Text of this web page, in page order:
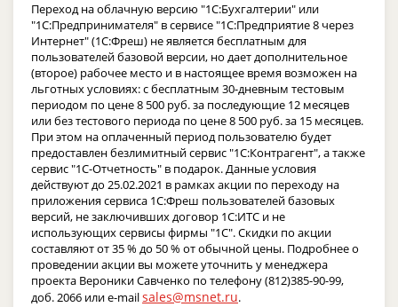
Переход на облачную версию "1С:Бухгалтерии" или
"1С:Предпринимателя" в сервисе "1С:Предприятие 8 через
Интернет" (1С:Фреш) не является бесплатным для
пользователей базовой версии, но дает дополнительное
(второе) рабочее место и в настоящее время возможен на
льготных условиях: с бесплатным 30-дневным тестовым
периодом по цене 8 500 руб. за последующие 12 месяцев
или без тестового периода по цене 8 500 руб. за 15 месяцев.
При этом на оплаченный период пользователю будет
предоставлен безлимитный сервис "1С:Контрагент", а также
сервис "1С-Отчетность" в подарок. Данные условия
действуют до 25.02.2021 в рамках акции по переходу на
приложения сервиса 1С:Фреш пользователей базовых
версий, не заключивших договор 1С:ИТС и не
использующих сервисы фирмы "1С". Скидки по акции
составляют от 35 % до 50 % от обычной цены. Подробнее о
проведении акции вы можете уточнить у менеджера
проекта Вероники Савченко по телефону (812)385-90-99,
доб. 2066 или e-mailsales@msnet.ru.